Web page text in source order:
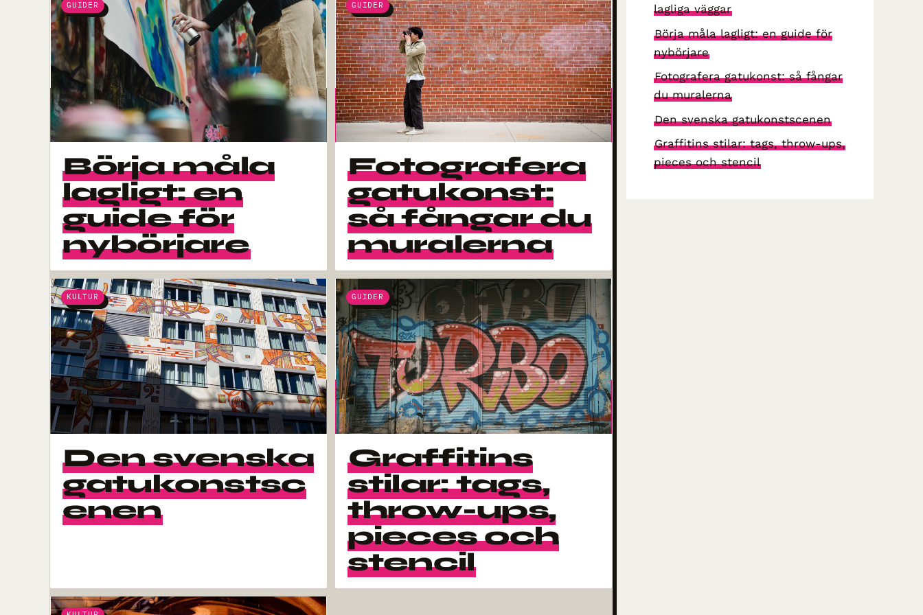
GUIDER
Börja måla
lagligt: en
guide för
nybörjare
GUIDER
Fotografera
gatukonst:
så fångar du
muralerna
KULTUR
Den svenska
gatukonstsc
enen
GUIDER
Graffitins
stilar: tags,
throw-ups,
pieces och
stencil
lagliga väggar
Börja måla lagligt: en guide för
nybörjare
Fotografera gatukonst: så fångar
du muralerna
Den svenska gatukonstscenen
Graffitins stilar: tags, throw-ups,
pieces och stencil